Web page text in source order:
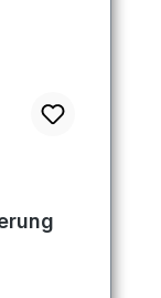
5 von 5 Sternen